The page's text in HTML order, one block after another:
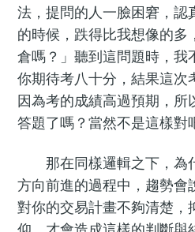
法，提問的人一臉困窘，認
的時候，跌得比我想像的多
倉嗎？」聽到這問題時，我
你期待考八十分，結果這次
因為考的成績高過預期，所
答題了嗎？當然不是這樣對
那在同樣邏輯之下，為
方向前進的過程中，趨勢會
對你的交易計畫不夠清楚，